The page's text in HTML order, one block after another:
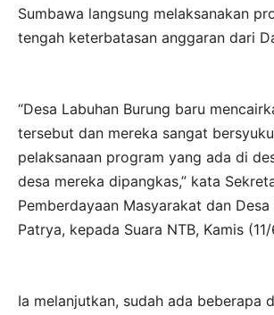
Sumbawa langsung melaksanakan
tengah keterbatasan anggaran dari
“Desa Labuhan Burung baru
tersebut dan mereka sangat
pelaksanaan program yang ada di
desa mereka dipangkas,” kata
Pemberdayaan Masyarakat dan
Patrya, kepada Suara NTB, Kamis
Ia melanjutkan, sudah ada beberapa